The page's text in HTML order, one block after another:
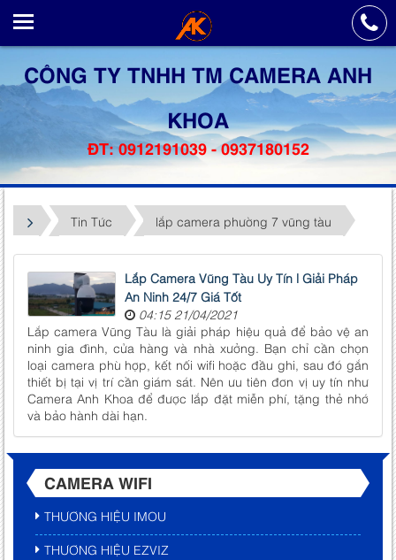
CÔNG TY TNHH TM CAMERA ANH
KHOA
ĐT: 0912191039 - 0937180152
Tin Tức lắp camera phường 7 vũng tàu
Lắp Camera Vũng Tàu Uy Tín | Giải Pháp
An Ninh 24/7 Giá Tốt
04:15 21/04/2021
Lắp camera Vũng Tàu là giải pháp hiệu quả để bảo vệ an
ninh gia đình, cửa hàng và nhà xưởng. Bạn chỉ cần chọn
loại camera phù hợp, kết nối wifi hoặc đầu ghi, sau đó gắn
thiết bị tại vị trí cần giám sát. Nên ưu tiên đơn vị uy tín như
Camera Anh Khoa để được lắp đặt miễn phí, tặng thẻ nhớ
và bảo hành dài hạn.
CAMERA WIFI
THƯƠNG HIỆU IMOU
THƯƠNG HIỆU EZVIZ